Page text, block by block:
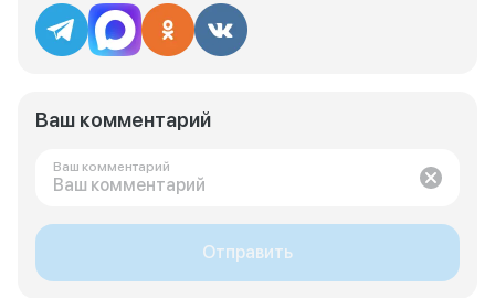
Ваш комментарий
Ваш комментарий
Отправить